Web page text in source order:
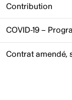
Contribution
COVID-19 –
Contrat amendé,